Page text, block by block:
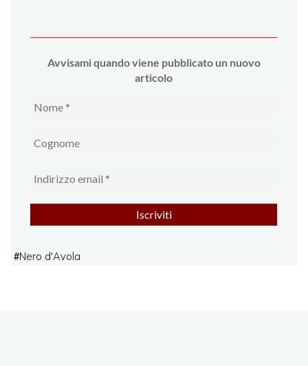
Avvisami quando viene pubblicato un nuovo
articolo
#Nero d'Avola